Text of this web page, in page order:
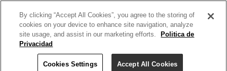
By clicking “Accept All Cookies”, you agree to the storing of
cookies on your device to enhance site navigation, analyze
site usage, and assist in our marketing efforts.
Politica de
Privacidad
Cookies Settings Accept All Cookies